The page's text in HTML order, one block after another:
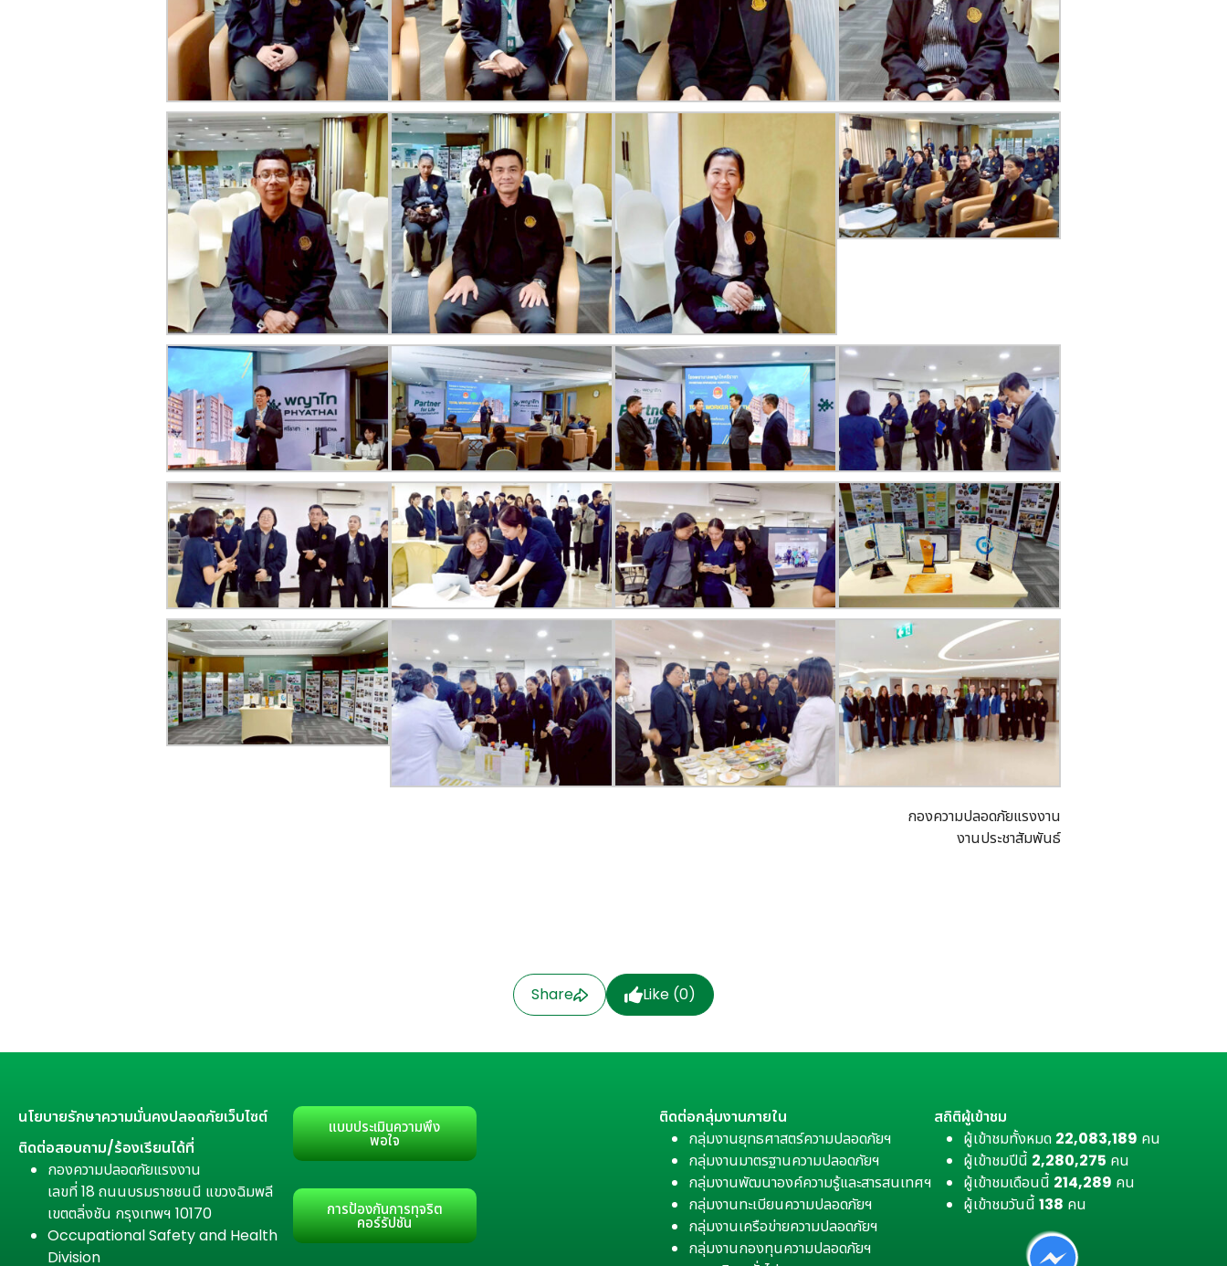
กองความปลอดภัยแรงงาน
งานประชาสัมพันธ์
Share Like (0)
นโยบายรักษาความมั่นคงปลอดภัยเว็บไซต์
ติดต่อสอบถาม/ร้องเรียนได้ที่
กองความปลอดภัยแรงงาน
เลขที่ 18 ถนนบรมราชชนนี แขวงฉิมพลี
เขตตลิ่งชัน กรุงเทพฯ 10170
Occupational Safety and Health
Division
แบบประเมินความพึง
พอใจ
การป้องกันการทุจริต
คอร์รัปชัน
ติดต่อกลุ่มงานภายใน
กลุ่มงานยุทธศาสตร์ความปลอดภัยฯ
กลุ่มงานมาตรฐานความปลอดภัยฯ
กลุ่มงานพัฒนาองค์ความรู้และสารสนเทศฯ
กลุ่มงานทะเบียนความปลอดภัยฯ
กลุ่มงานเครือข่ายความปลอดภัยฯ
กลุ่มงานกองทุนความปลอดภัยฯ
สถิติผู้เข้าชม
ผู้เข้าชมทั้งหมด 22,083,189 คน
ผู้เข้าชมปีนี้ 2,280,275 คน
ผู้เข้าชมเดือนนี้ 214,289 คน
ผู้เข้าชมวันนี้138 คน